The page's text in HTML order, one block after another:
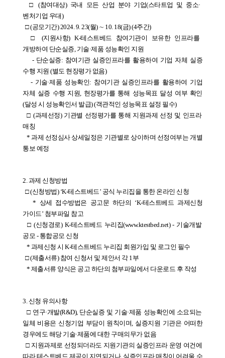
  □ (참여대상) 국내 모든 산업 분야 기업(스타트업 및 중소·
벤처기업 우대)
  □ (공모기간) 2024. 9. 23(월) ∼ 10. 18(금) (4주간)
  □ (지원사항) K-테스트베드 참여기관이 보유한 인프라를
개방하여 단순실증, 기술·제품 성능확인 지원
수행 지원 (별도 현장평가 없음)
자체 실증 수행 지원, 현장평가를 통해 성능목표 달성 여부 확인
(달성 시 성능확인서 발급) (객관적인 성능목표 설정 필수)
  □ (과제선정) 기관별 선정평가를 통해 지원과제 선정 및 인프라
매칭
통보 예정
2. 과제 신청방법
  □ (신청방법) ‘K-테스트베드’ 공식 누리집을 통한 온라인 신청
   * 상세 접수방법은 공고문 하단의 ‘K-테스트베드 과제신청
가이드’ 첨부파일 참고
공모 - 통합공모 신청
   * 과제신청 시 K-테스트베드 누리집 회원가입 및 로그인 필수
  □ (제출서류) 참여 신청서 및 제안서 각 1부
   * 제출서류 양식은 공고 하단의 첨부파일에서 다운로드 후 작성
3. 신청 유의사항
일체 비용은 신청기업 부담이 원칙이며, 실증지원 기관은 어떠한
경우에도 해당 기술·제품에 대한 구매의무가 없음
  □ 지원과제로 선정되더라도 지원기관의 실증인프라 운영 여건에
따라 테스트베드 제공이 지연되거나, 실증인프라 매칭이 어려울 수